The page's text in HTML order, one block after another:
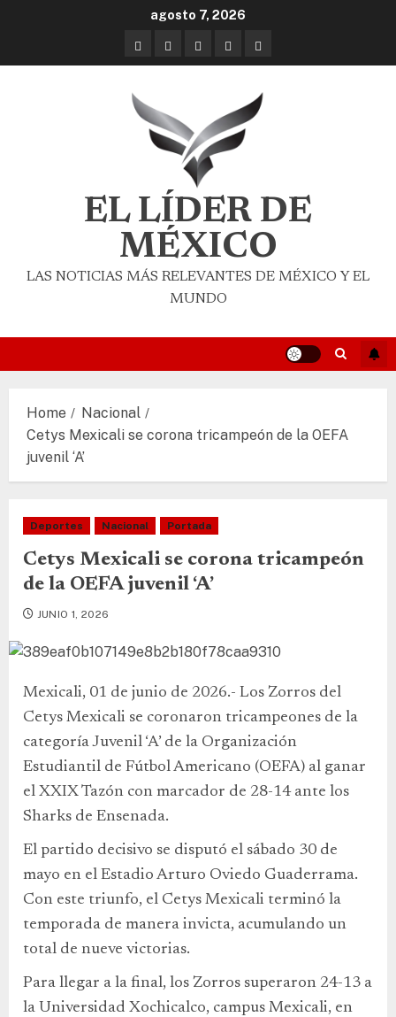
agosto 7, 2026
EL LÍDER DE
MÉXICO
LAS NOTICIAS MÁS RELEVANTES DE MÉXICO Y EL
MUNDO
Home
Nacional
Cetys Mexicali se corona tricampeón de la OEFA
juvenil ‘A’
Deportes Nacional Portada
Cetys Mexicali se corona tricampeón
de la OEFA juvenil ‘A’
JUNIO 1, 2026
Mexicali, 01 de junio de 2026.- Los Zorros del
Cetys Mexicali se coronaron tricampeones de la
categoría Juvenil ‘A’ de la Organización
Estudiantil de Fútbol Americano (OEFA) al ganar
el XXIX Tazón con marcador de 28-14 ante los
Sharks de Ensenada.
El partido decisivo se disputó el sábado 30 de
mayo en el Estadio Arturo Oviedo Guaderrama.
Con este triunfo, el Cetys Mexicali terminó la
temporada de manera invicta, acumulando un
total de nueve victorias.
Para llegar a la final, los Zorros superaron 24-13 a
la Universidad Xochicalco, campus Mexicali, en